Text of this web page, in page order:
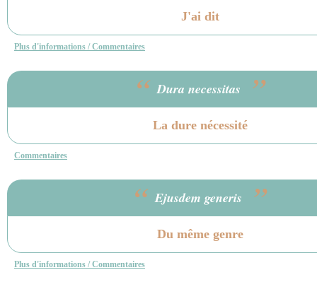
J'ai dit
Plus d'informations / Commentaires
“ Dura necessitas ”
La dure nécessité
Commentaires
“ Ejusdem generis ”
Du même genre
Plus d'informations / Commentaires